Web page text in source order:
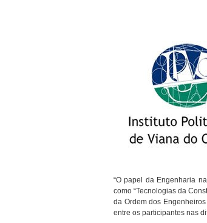
“O papel da Engenharia
como “Tecnologias da
da Ordem dos
entre os participantes nas